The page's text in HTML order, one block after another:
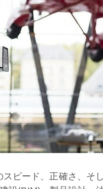
ピード、正確さ、そ